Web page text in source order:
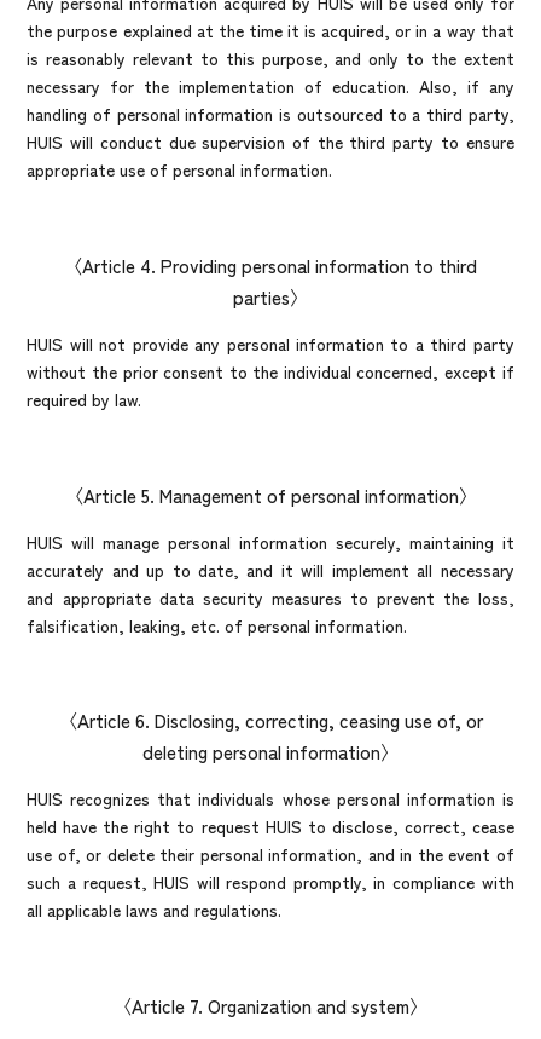
the purpose explained at the time it is acquired, or in a way that
is reasonably relevant to this purpose, and only to the extent
necessary for the implementation of education. Also, if any
handling of personal information is outsourced to a third party,
HUIS will conduct due supervision of the third party to ensure
appropriate use of personal information.
Article 4. Providing personal information to third
parties
HUIS will not provide any personal information to a third party
without the prior consent to the individual concerned, except if
required by law.
Article 5. Management of personal information
HUIS will manage personal information securely, maintaining it
accurately and up to date, and it will implement all necessary
and appropriate data security measures to prevent the loss,
falsification, leaking, etc. of personal information.
Article 6. Disclosing, correcting, ceasing use of, or
deleting personal information
HUIS recognizes that individuals whose personal information is
held have the right to request HUIS to disclose, correct, cease
use of, or delete their personal information, and in the event of
such a request, HUIS will respond promptly, in compliance with
all applicable laws and regulations.
Article 7. Organization and system